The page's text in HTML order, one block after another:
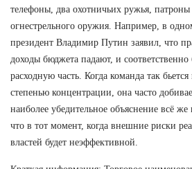
телефоны, два охотничьих ружья, патроны
огнестрельного оружия. Например, в
президент Владимир Путин заявил, что
доходы бюджета падают, и соответственно
расходную часть. Когда команда так бьется
степенью концентрации, она часто
наиболее убедительное объяснение всё
что в тот момент, когда внешние риски
властей будет неэффективной.